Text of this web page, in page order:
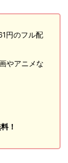
円のフル配
やアニメな
！